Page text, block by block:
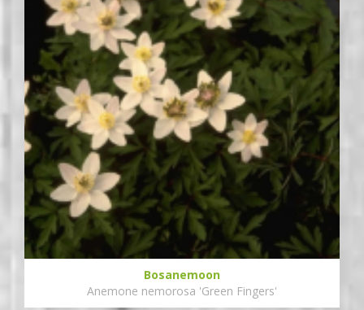
Bosanemoon
Anemone nemorosa 'Green Fingers'